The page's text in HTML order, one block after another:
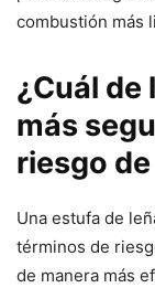
combustión más
¿Cuál de
más
riesgo
Una estufa de
términos de
de manera más